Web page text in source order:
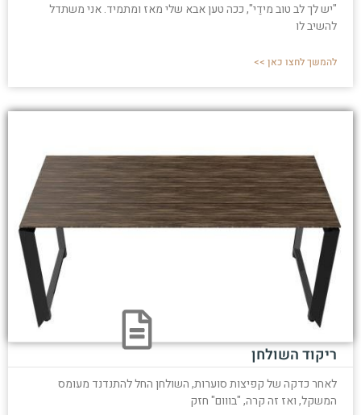
"יש לך לב טוב מידַי", ככה טען אבא שלי מאז ומתמיד. אני משתדל
להשיב לו
להמשך לחצו כאן >>
ריקוד השולחן
לאחר כדקה של קפיצות סוערות, השולחן החל להתנדנד מעומס
המשקל, ואז זה קרה, "בווום" חזק